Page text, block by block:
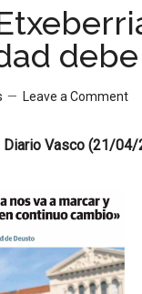
Leave a Comment
Diario Vasco (21/